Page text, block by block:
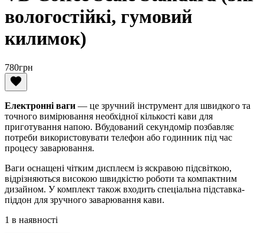
вологостійкі, гумовий
килимок)
780грн
Електронні ваги — це зручний інструмент для швидкого та
точного вимірювання необхідної кількості кави для
приготування напою. Вбудований секундомір позбавляє
потреби використовувати телефон або годинник під час
процесу заварювання.
Ваги оснащені чітким дисплеєм із яскравою підсвіткою,
відрізняються високою швидкістю роботи та компактним
дизайном. У комплект також входить спеціальна підставка-
піддон для зручного заварювання кави.
1 в наявності